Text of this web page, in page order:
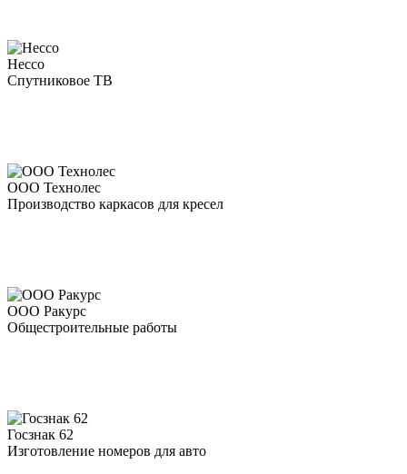
Нессо
Спутниковое ТВ
ООО Технолес
Производство каркасов для кресел
ООО Ракурс
Общестроительные работы
Госзнак 62
Изготовление номеров для авто